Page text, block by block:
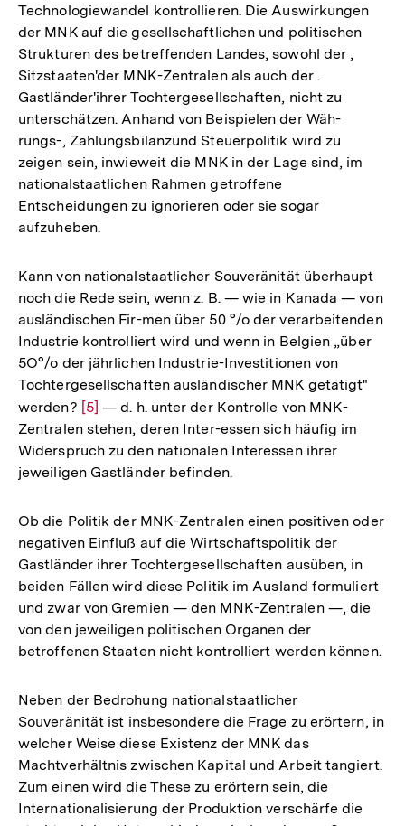
Technologiewandel kontrollieren. Die Auswirkungen
der MNK auf die gesellschaftlichen und politischen
Strukturen des betreffenden Landes, sowohl der ,
Sitzstaaten'der MNK-Zentralen als auch der .
Gastländer'ihrer Tochtergesellschaften, nicht zu
unterschätzen. Anhand von Beispielen der Wäh-
rungs-, Zahlungsbilanzund Steuerpolitik wird zu
zeigen sein, inwieweit die MNK in der Lage sind, im
nationalstaatlichen Rahmen getroffene
Entscheidungen zu ignorieren oder sie sogar
aufzuheben.
Kann von nationalstaatlicher Souveränität überhaupt
noch die Rede sein, wenn z. B. — wie in Kanada — von
ausländischen Fir-men über 50 °/o der verarbeitenden
Industrie kontrolliert wird und wenn in Belgien „über
5O°/o der jährlichen Industrie-Investitionen von
Tochtergesellschaften ausländischer MNK getätigt"
werden? Zur
Auflösung
der
Fußnote
[5] — d. h. unter der Kontrolle von MNK-
Zentralen stehen, deren Inter-essen sich häufig im
Widerspruch zu den nationalen Interessen ihrer
jeweiligen Gastländer befinden.
Ob die Politik der MNK-Zentralen einen positiven oder
negativen Einfluß auf die Wirtschaftspolitik der
Gastländer ihrer Tochtergesellschaften ausüben, in
beiden Fällen wird diese Politik im Ausland formuliert
und zwar von Gremien — den MNK-Zentralen —, die
von den jeweiligen politischen Organen der
betroffenen Staaten nicht kontrolliert werden können.
Neben der Bedrohung nationalstaatlicher
Souveränität ist insbesondere die Frage zu erörtern, in
welcher Weise diese Existenz der MNK das
Machtverhältnis zwischen Kapital und Arbeit tangiert.
Zum einen wird die These zu erörtern sein, die
Internationalisierung der Produktion verschärfe die